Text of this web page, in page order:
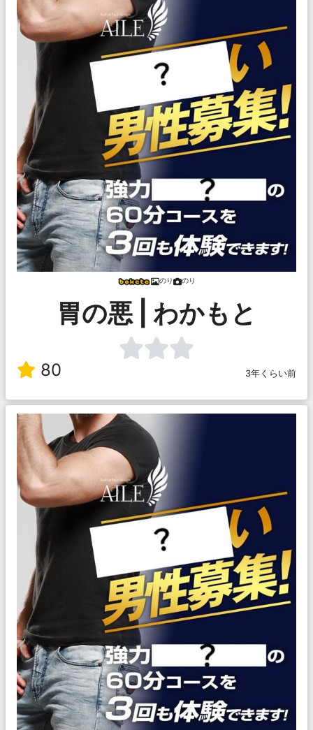
のり のり
胃の悪 | わかもと
80 3年くらい前